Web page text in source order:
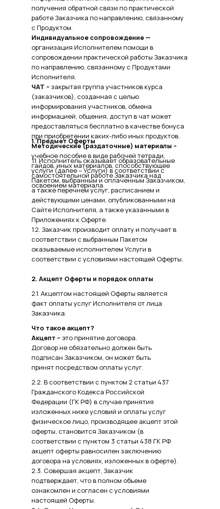
получения обратной связи по практической
работе Заказчика по направлению, связанному
с Продуктом.
Индивидуальное сопровождение —
организация Исполнителем помощи в
сопровождении практической работы Заказчика
по направлению, связанному с Продуктами
Исполнителя.
ЧАТ – закрытая группа участников курса
(заказчиков), созданная с целью
информирования участников, обмена
информацией, общения, доступ в чат может
предоставляться бесплатно в качестве бонуса
при приобретении каких-либо иных продуктов.
Методические (раздаточные) материалы –
учебное пособие в виде рабочей тетради,
гайдов, иных материалов, способствующее
самостоятельной работе Заказчика над
освоением материала.
2.1. Акцептом настоящей Оферты является
факт оплаты услуг Исполнителя от лица
Заказчика.
Что такое акцепт?
Акцепт – это принятие договора.
Договор не обязательно должен быть
подписан Заказчиком, он может быть
принят посредством оплаты услуг.
1. Предмет Оферты
1.1. Исполнитель оказывает образовательные
услуги (далее – Услуги) в соответствии с
Пакетом, выбранным и оплаченным Заказчиком,
а также перечнем услуг, расписанием и
действующими ценами, опубликованными на
Сайте Исполнителя, а также указанными в
Приложениях к Оферте.
1.2. Заказчик производит оплату и получает в
соответствии с выбранным Пакетом
оказываемые исполнителем Услуги в
соответствии с условиями настоящей Оферты.
2. Акцепт Оферты и порядок оплаты
2.2. В соответствии с пунктом 2 статьи 437
Гражданского Кодекса Российской
Федерации (ГК РФ) в случае принятия
изложенных ниже условий и оплаты услуг
физическое лицо, производящее акцепт этой
оферты, становится Заказчиком (в
соответствии с пунктом 3 статьи 438 ГК РФ
акцепт оферты равносилен заключению
договора на условиях, изложенных в оферте).
2.3. Совершая акцепт, Заказчик
подтверждает, что в полном объеме
ознакомлен и согласен с условиями
настоящей Оферты.